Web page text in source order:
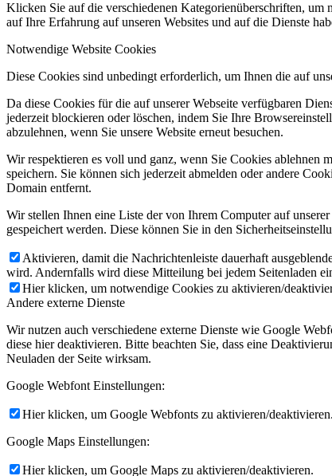
Klicken Sie auf die verschiedenen Kategorienüberschriften,
auf Ihre Erfahrung auf unseren Websites und auf die Dienste
Notwendige Website Cookies
Diese Cookies sind unbedingt erforderlich, um Ihnen die auf
Da diese Cookies für die auf unserer Webseite verfügbaren
jederzeit blockieren oder löschen, indem Sie Ihre
abzulehnen, wenn Sie unsere Website erneut besuchen.
Wir respektieren es voll und ganz, wenn Sie Cookies ablehnen
speichern. Sie können sich jederzeit abmelden oder andere
Domain entfernt.
Wir stellen Ihnen eine Liste der von Ihrem Computer auf
gespeichert werden. Diese können Sie in den
Aktivieren, damit die Nachrichtenleiste dauerhaft
wird. Andernfalls wird diese Mitteilung bei jedem Seitenladen
Hier klicken, um notwendige Cookies zu aktivieren/
Andere externe Dienste
Wir nutzen auch verschiedene externe Dienste wie Google
diese hier deaktivieren. Bitte beachten Sie, dass eine
Neuladen der Seite wirksam.
Google Webfont Einstellungen:
Hier klicken, um Google Webfonts zu aktivieren/deaktivieren.
Google Maps Einstellungen:
Hier klicken, um Google Maps zu aktivieren/deaktivieren.